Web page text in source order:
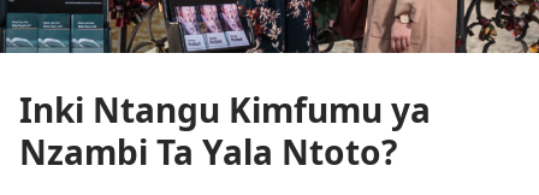
Inki Ntangu Kimfumu ya
Nzambi Ta Yala Ntoto?